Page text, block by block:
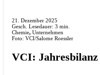
21. Dezember 2025
Gesch. Lesedauer: 3 min.
Chemie, Unternehmen
Foto: VCI/Salome Roessler
VCI: Jahresbilanz